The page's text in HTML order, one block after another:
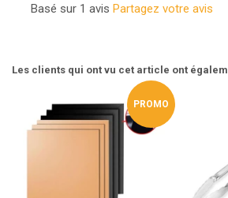
Basé sur 1 avis Partagez votre avis
Les clients qui ont vu cet article ont
PROMO